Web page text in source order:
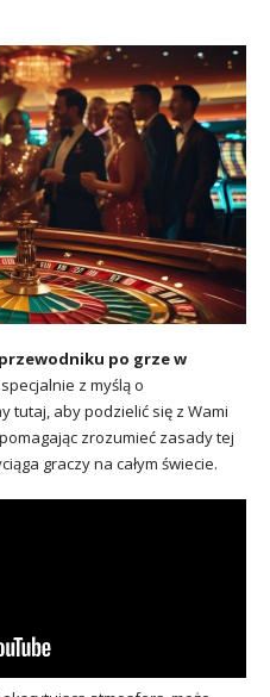
po grze w
z myślą o
tutaj, aby podzielić się z Wami
zrozumieć zasady tej
graczy na całym świecie.